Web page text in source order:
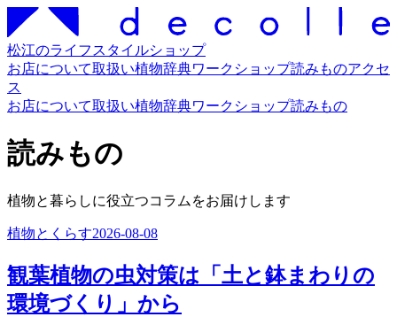
松江のライフスタイルショップ
お店について取扱い植物辞典ワークショップ読みものアクセ
ス
お店について取扱い植物辞典ワークショップ読みもの
読みもの
植物と暮らしに役立つコラムをお届けします
植物とくらす2026-08-08
観葉植物の虫対策は「土と鉢まわりの
環境づくり」から